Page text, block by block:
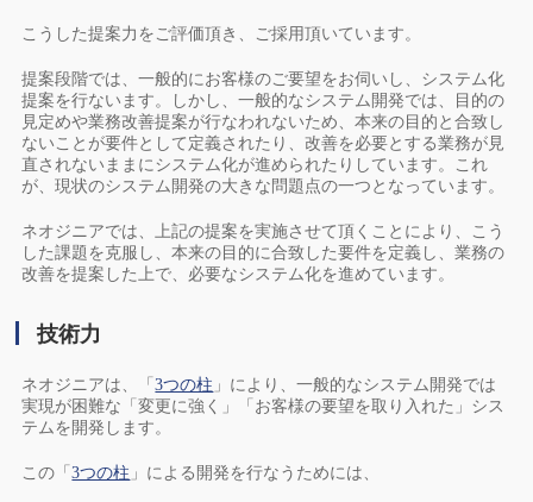
こうした提案力をご評価頂き、ご採用頂いています。
提案段階では、一般的にお客様のご要望をお伺いし、システム化
提案を行ないます。しかし、一般的なシステム開発では、目的の
見定めや業務改善提案が行なわれないため、本来の目的と合致し
ないことが要件として定義されたり、改善を必要とする業務が見
直されないままにシステム化が進められたりしています。これ
が、現状のシステム開発の大きな問題点の一つとなっています。
ネオジニアでは、上記の提案を実施させて頂くことにより、こう
した課題を克服し、本来の目的に合致した要件を定義し、業務の
改善を提案した上で、必要なシステム化を進めています。
技術力
ネオジニアは、「3つの柱 」により、一般的なシステム開発では
実現が困難な「変更に強く」「お客様の要望を取り入れた」シス
テムを開発します。
この「3つの柱 」による開発を行なうためには、